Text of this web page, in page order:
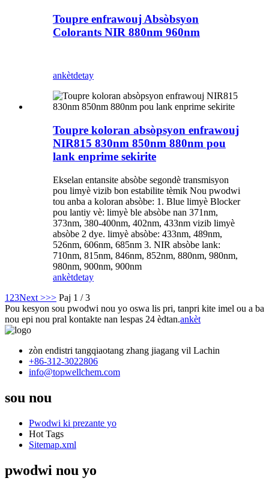
Toupre enfrawouj Absòbsyon
Colorants NIR 880nm 960nm
ankètdetay
Toupre koloran absòpsyon enfrawouj
NIR815 830nm 850nm 880nm pou
lank enprime sekirite
Ekselan entansite absòbe segondè transmisyon
pou limyè vizib bon estabilite tèmik Nou pwodwi
tou anba a koloran absòbe: 1. Blue limyè Blocker
pou lantiy vè: limyè ble absòbe nan 371nm,
373nm, 380-400nm, 402nm, 433nm vizib limyè
absòbe 2 dye. limyè absòbe: 433nm, 489nm,
526nm, 606nm, 685nm 3. NIR absòbe lank:
710nm, 815nm, 846nm, 852nm, 880nm, 980nm,
980nm, 900nm, 900nm
ankètdetay
1 23Next >>> Paj 1 / 3
Pou kesyon sou pwodwi nou yo oswa lis pri, tanpri kite imel ou a ba
nou epi nou pral kontakte nan lespas 24 èdtan.ankèt
zòn endistri tangqiaotang zhang jiagang vil Lachin
+86-312-3022806
info@topwellchem.com
sou nou
Pwodwi ki prezante yo
Hot Tags
Sitemap.xml
pwodwi nou yo